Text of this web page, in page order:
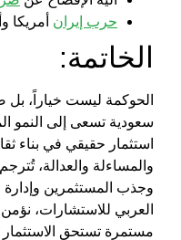
حرب إيران أمريكا
الخاتمة:
الحوكمة ليست خياراً، بل
استثمار حقيقي في بناء
والمساءلة والعدالة،
وجذب المستثمرين وإدارة
العربي للاستشارات،
مستمرة تستحق الاستثمار